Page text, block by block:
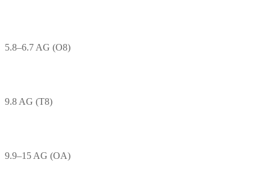
5.8–6.7 AG (O8)
9.8 AG (T8)
9.9–15 AG (OA)